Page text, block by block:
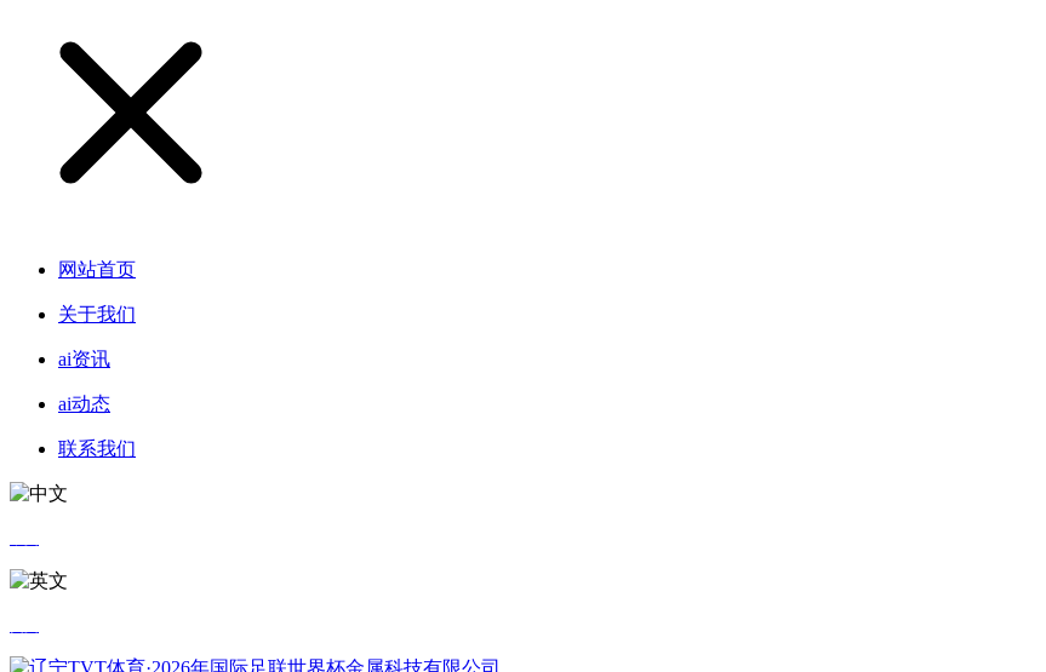
网站首页
关于我们
ai资讯
ai动态
联系我们